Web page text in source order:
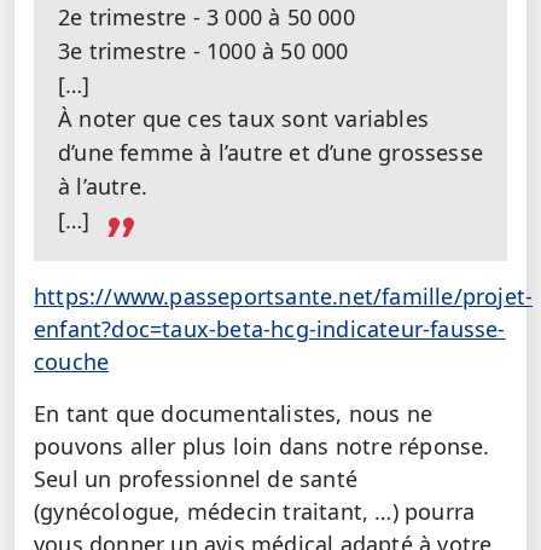
2e trimestre - 3 000 à 50 000
3e trimestre - 1000 à 50 000
[…]
À noter que ces taux sont variables
d’une femme à l’autre et d’une grossesse
à l’autre.
[…]
https://www.passeportsante.net/famille/projet-
enfant?doc=taux-beta-hcg-indicateur-fausse-
couche
En tant que documentalistes, nous ne
pouvons aller plus loin dans notre réponse.
Seul un professionnel de santé
(gynécologue, médecin traitant, …) pourra